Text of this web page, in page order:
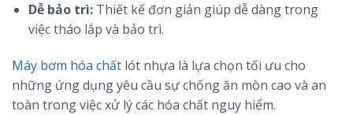
Dễ bảo trì:Thiết kế đơn giản giúp dễ dàng trong
việc tháo lắp và bảo trì.
Máy bơm hóa chất lót nhựa là lựa chọn tối ưu cho
những ứng dụng yêu cầu sự chống ăn mòn cao và an
toàn trong việc xử lý các hóa chất nguy hiểm.